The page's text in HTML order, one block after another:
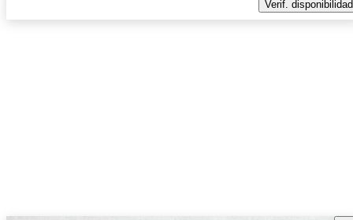
Verif. disponibilidad